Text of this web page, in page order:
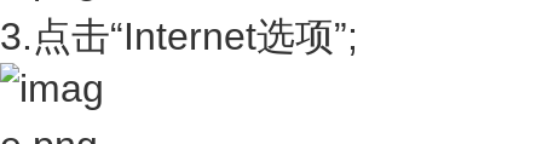
3.点击“Internet选项”;